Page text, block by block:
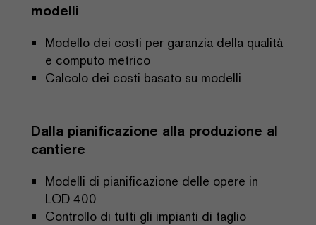
modelli
Modello dei costi per garanzia della qualità
e computo metrico
Calcolo dei costi basato su modelli
Dalla pianificazione alla produzione al
cantiere
Modelli di pianificazione delle opere in
LOD 400
Controllo di tutti gli impianti di taglio